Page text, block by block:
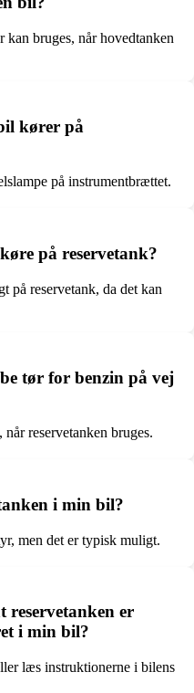
bruges, når hovedtanken
kører på
på instrumentbrættet.
på reservetank?
på reservetank, da det kan
tør for benzin på vej
reservetanken bruges.
i min bil?
men det er typisk muligt.
reservetanken er
i min bil?
læs instruktionerne i bilens